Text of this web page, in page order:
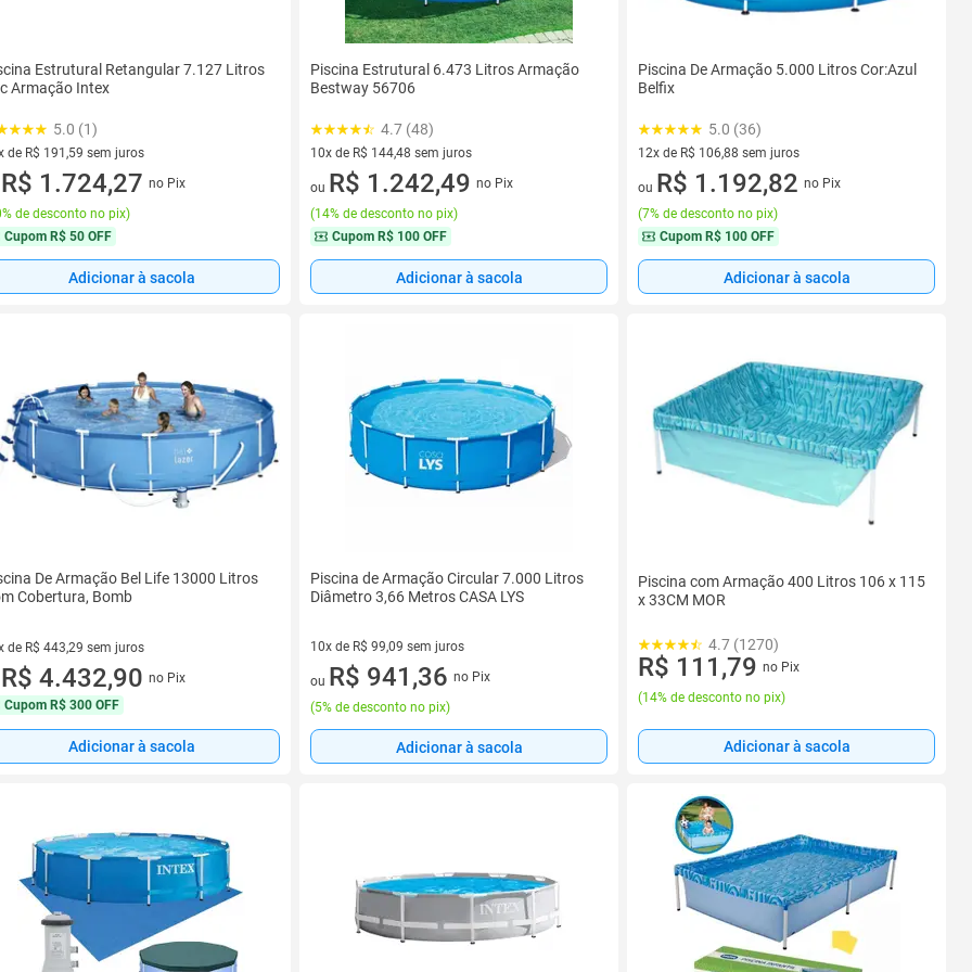
Estrutural Retangular 7.127 Litros
Armação Intex
5.0 (1)
de R$ 191,59 sem juros
vez de R$ 191,59 sem juros
R$ 1.724,27 no Pix
de desconto no pix)
Cupom R$ 50 OFF
Adicionar à sacola
Piscina Estrutural 6.473 Litros Armação
Bestway 56706
4.7 (48)
10x de R$ 144,48 sem juros
10 vez de R$ 144,48 sem juros
ou R$ 1.242,49 no Pix
(14% de desconto no pix)
Cupom R$ 100 OFF
Adicionar à sacola
Piscina De Armação 5.000 Litros Cor:Azul
Belfix
5.0 (36)
12x de R$ 106,88 sem juros
12 vez de R$ 106,88 sem juros
ou R$ 1.192,82 no Pix
(7% de desconto no pix)
Cupom R$ 100 OFF
Adicionar à sacola
De Armação Bel Life 13000 Litros
Cobertura, Bomb
de R$ 443,29 sem juros
vez de R$ 443,29 sem juros
R$ 4.432,90 no Pix
Cupom R$ 300 OFF
Adicionar à sacola
Piscina de Armação Circular 7.000 Litros
Diâmetro 3,66 Metros CASA LYS
10x de R$ 99,09 sem juros
10 vez de R$ 99,09 sem juros
ou R$ 941,36 no Pix
(5% de desconto no pix)
Adicionar à sacola
Piscina com Armação 400 Litros 106 x 115
x 33CM MOR
4.7 (1270)
R$ 111,79 no Pix
(14% de desconto no pix)
Adicionar à sacola